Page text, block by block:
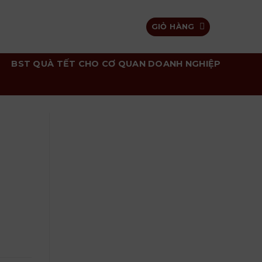
GIỎ HÀNG
BST QUÀ TẾT CHO CƠ QUAN DOANH NGHIỆP